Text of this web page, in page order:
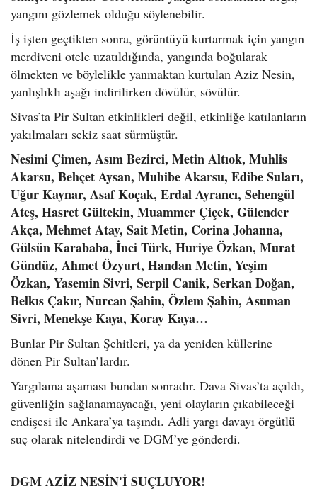
yangını gözlemek olduğu söylenebilir.
İş işten geçtikten sonra, görüntüyü kurtarmak için yangın
merdiveni otele uzatıldığında, yangında boğularak
ölmekten ve böylelikle yanmaktan kurtulan Aziz Nesin,
yanlışlıklı aşağı indirilirken dövülür, sövülür.
Sivas’ta Pir Sultan etkinlikleri değil, etkinliğe katılanların
yakılmaları sekiz saat sürmüştür.
Nesimi Çimen, Asım Bezirci, Metin Altıok, Muhlis
Akarsu, Behçet Aysan, Muhibe Akarsu, Edibe Suları,
Uğur Kaynar, Asaf Koçak, Erdal Ayrancı, Sehengül
Ateş, Hasret Gültekin, Muammer Çiçek, Gülender
Akça, Mehmet Atay, Sait Metin, Corina Johanna,
Gülsün Karababa, İnci Türk, Huriye Özkan, Murat
Gündüz, Ahmet Özyurt, Handan Metin, Yeşim
Özkan, Yasemin Sivri, Serpil Canik, Serkan Doğan,
Belkıs Çakır, Nurcan Şahin, Özlem Şahin, Asuman
Sivri, Menekşe Kaya, Koray Kaya…
Bunlar Pir Sultan Şehitleri, ya da yeniden küllerine
dönen Pir Sultan’lardır.
Yargılama aşaması bundan sonradır. Dava Sivas’ta açıldı,
güvenliğin sağlanamayacağı, yeni olayların çıkabileceği
endişesi ile Ankara’ya taşındı. Adli yargı davayı örgütlü
suç olarak nitelendirdi ve DGM’ye gönderdi.
DGM AZİZ NESİN'İ SUÇLUYOR!